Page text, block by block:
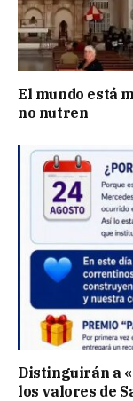
El mundo está
no nutren
Distinguirán a
los valores de